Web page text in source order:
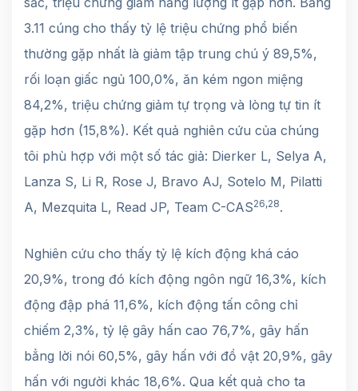
3.11 cúng cho thấy tỷ lệ triệu chứng phổ biến
thường gặp nhất là giảm tập trung chú ý 89,5%,
rối loạn giấc ngủ 100,0%, ăn kém ngon miệng
84,2%, triệu chứng giảm tự trọng và lòng tự tin ít
gặp hơn (15,8%). Kết quả nghiên cứu của chúng
tôi phù hợp với một số tác giả: Dierker L, Selya A,
Lanza S, Li R, Rose J, Bravo AJ, Sotelo M, Pilatti
A, Mezquita L, Read JP, Team C-CAS26,28.
Nghiên cứu cho thấy tỷ lệ kích động khá cáo
20,9%, trong đó kích động ngôn ngữ 16,3%, kích
động đập phá 11,6%, kích động tấn công chỉ
chiếm 2,3%, tỷ lệ gây hấn cao 76,7%, gây hấn
bẳng lời nói 60,5%, gây hấn với đồ vật 20,9%, gây
hấn với người khác 18,6%. Qua kết quả cho ta